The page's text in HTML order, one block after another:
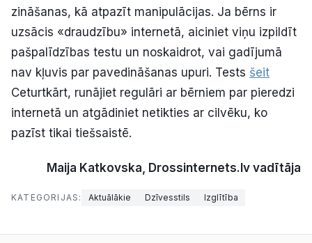
zināšanas, kā atpazīt manipulācijas. Ja bērns ir
uzsācis «draudzību» internetā, aiciniet viņu izpildīt
pašpalīdzības testu un noskaidrot, vai gadījumā
nav kļuvis par pavedināšanas upuri. Tests šeit
Ceturtkārt, runājiet regulāri ar bērniem par pieredzi
internetā un atgādiniet netikties ar cilvēku, ko
pazīst tikai tiešsaistē.
Maija Katkovska, Drossinternets.lv vadītāja
KATEGORIJAS: Aktuālākie Dzīvesstils Izglītība